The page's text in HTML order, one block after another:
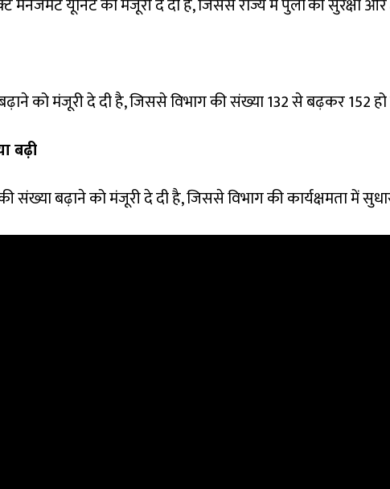
को मंजूरी दे दी है, जिससे विभाग की संख्या 132 से बढ़कर 152 हो
बढ़ी
बढ़ाने को मंजूरी दे दी है, जिससे विभाग की कार्यक्षमता में